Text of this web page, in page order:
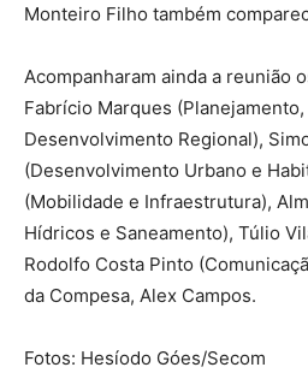
Monteiro Filho também
Acompanharam ainda a reunião
Fabrício Marques (Planejamento,
Desenvolvimento Regional),
(Desenvolvimento Urbano e
(Mobilidade e Infraestrutura),
Hídricos e Saneamento), Túlio
Rodolfo Costa Pinto
da Compesa, Alex Campos.
Fotos: Hesíodo Góes/Secom